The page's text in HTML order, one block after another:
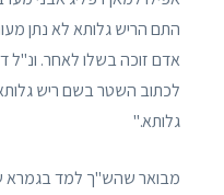
התם הריש גלותא לא נתן
אדם זוכה בשלו לאחר. ונ"ל
לכתוב השטר בשם ריש
גלותא."
מבואר שהש"ך למד בגמרא